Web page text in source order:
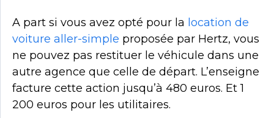
A part si vous avez opté pour la location de
voiture aller-simple proposée par Hertz, vous
ne pouvez pas restituer le véhicule dans une
autre agence que celle de départ. L’enseigne
facture cette action jusqu’à 480 euros. Et 1
200 euros pour les utilitaires.